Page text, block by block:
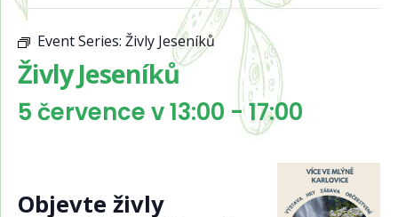
Event Series: Živly Jeseníků
Živly Jeseníků
5 července v 13:00 -17:00
Objevte živly